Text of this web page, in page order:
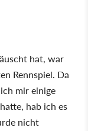
hat, war
Rennspiel. Da
mir einige
hab ich es
nicht